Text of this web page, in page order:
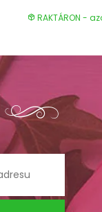
RAKTÁRON -